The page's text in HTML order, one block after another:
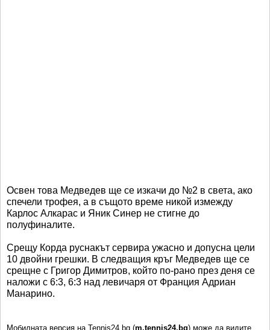
Освен това Медведев ще се изкачи до №2 в света, ако
спечели трофея, а в същото време никой измежду
Карлос Алкарас и Яник Синер не стигне до
полуфиналите.
Срещу Корда руснакът сервира ужасно и допусна цели
10 двойни грешки. В следващия кръг Медведев ще се
срещне с Григор Димитров, който по-рано през деня се
наложи с 6:3, 6:3 над левичаря от Франция Адриан
Манарино.
Мобилната версия на Tennis24.bg (m.tennis24.bg) може да видите